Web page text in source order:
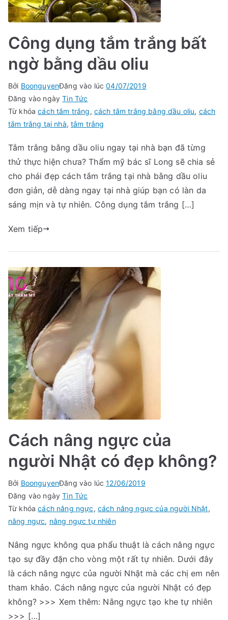
Công dụng tắm trắng bất
ngờ bằng dầu oliu
Bởi BoonguyenĐăng vào lúc04/07/2019
Đăng vào ngàyTin Tức
Từ khóacách tắm trắng, cách tắm trắng bằng dầu oliu, cách
tắm trắng tại nhà,tắm trắng
Tắm trắng bằng dầu oliu ngay tại nhà bạn đã từng
thử thực hiện chưa? Thẩm mỹ bác sĩ Long sẽ chia sẻ
cho phái đẹp cách tắm trắng tại nhà bằng dầu oliu
đơn giản, dễ dàng ngay tại nhà giúp bạn có làn da
sáng mịn và tự nhiên. Công dụng tắm trắng […]
Xem tiếp
Cách nâng ngực của
người Nhật có đẹp không?
Bởi BoonguyenĐăng vào lúc12/06/2019
Đăng vào ngàyTin Tức
Từ khóacách nâng ngực, cách nâng ngực của người Nhật,
nâng ngực, nâng ngực tự nhiên
Nâng ngực không qua phẩu thuật là cách nâng ngực
tạo sự đầy đặn cho vòng một rất tự nhiên. Dưới đây
là cách nâng ngực của người Nhật mà các chị em nên
tham khảo. Cách nâng ngực của người Nhật có đẹp
không? >>> Xem thêm: Nâng ngực tạo khe tự nhiên
>>> […]